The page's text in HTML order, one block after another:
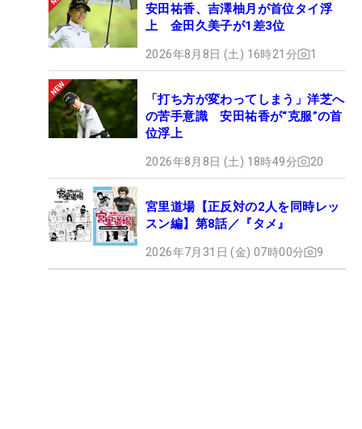
安田祐香、吉澤柚月が首位タイ浮
上 金田久美子が1差3位
2026年8月8日 (土) 16時21分 1
「打ち方が変わってしまう」洋芝へ
の苦手意識 安田祐香が“克服”の首
位浮上
2026年8月8日 (土) 18時49分 20
宮里道場【正反対の2人を同時レッ
スン編】第8話／『タメ』
2026年7月31日 (金) 07時00分 9